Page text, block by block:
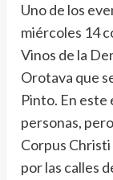
Uno de los
miércoles 14
Vinos de la
Orotava que
Pinto. En
personas,
Corpus Christi
por las calles